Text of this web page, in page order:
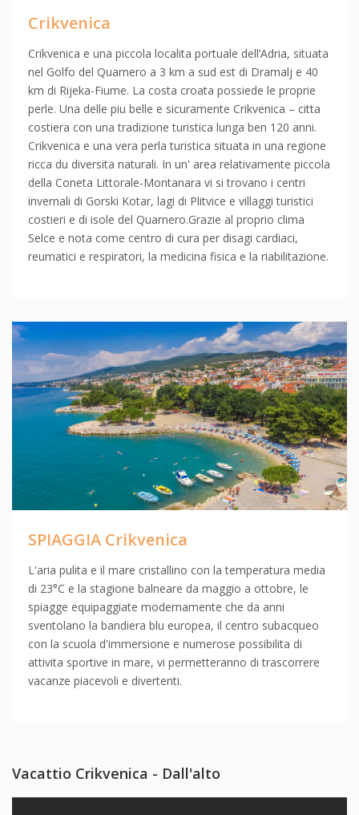
Crikvenica
Crikvenica e una piccola localita portuale dell’Adria, situata
nel Golfo del Quarnero a 3 km a sud est di Dramalj e 40
km di Rijeka-Fiume. La costa croata possiede le proprie
perle. Una delle piu belle e sicuramente Crikvenica – citta
costiera con una tradizione turistica lunga ben 120 anni.
Crikvenica e una vera perla turistica situata in una regione
ricca du diversita naturali. In un' area relativamente piccola
della Coneta Littorale-Montanara vi si trovano i centri
invernali di Gorski Kotar, lagi di Plitvice e villaggi turistici
costieri e di isole del Quarnero.Grazie al proprio clima
Selce e nota come centro di cura per disagi cardiaci,
reumatici e respiratori, la medicina fisica e la riabilitazione.
SPIAGGIA Crikvenica
L'aria pulita e il mare cristallino con la temperatura media
di 23°C e la stagione balneare da maggio a ottobre, le
spiagge equipaggiate modernamente che da anni
sventolano la bandiera blu europea, il centro subacqueo
con la scuola d'immersione e numerose possibilita di
attivita sportive in mare, vi permetteranno di trascorrere
vacanze piacevoli e divertenti.
Vacattio Crikvenica - Dall'alto